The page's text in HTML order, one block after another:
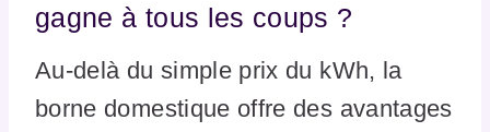
gagne à tous les coups ?
Au-delà du simple prix du kWh, la
borne domestique offre des avantages